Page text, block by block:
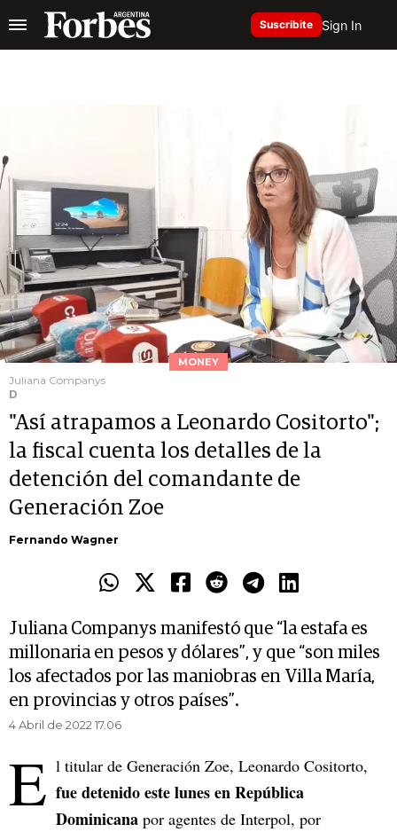
Suscribite Sign In
MONEY
Juliana Companys
D
"Así atrapamos a Leonardo Cositorto";
la fiscal cuenta los detalles de la
detención del comandante de
Generación Zoe
Fernando Wagner
Juliana Companys manifestó que “la estafa es
millonaria en pesos y dólares”, y que “son miles
los afectados por las maniobras en Villa María,
en provincias y otros países”.
4 Abril de 2022 17.06
E l titular de Generación Zoe, Leonardo Cositorto,
fue detenido este lunes en República
Dominicana por agentes de Interpol, por